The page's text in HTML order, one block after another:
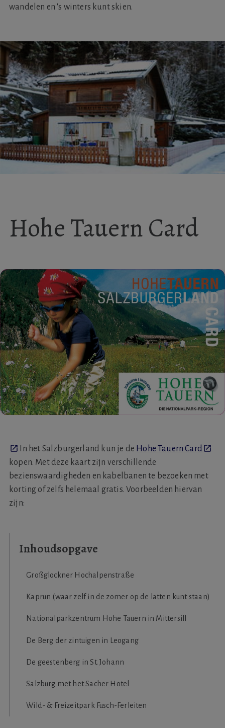
wandelen en 's winters kunt skien.
Hohe Tauern Card
In het Salzburgerland kun je de Hohe Tauern Card
kopen. Met deze kaart zijn verschillende
bezienswaardigheden en kabelbanen te bezoeken met
korting of zelfs helemaal gratis. Voorbeelden hiervan
zijn:
Großglockner Hochalpenstraße
Kaprun (waar zelf in de zomer op de latten kunt staan)
Nationalparkzentrum Hohe Tauern in Mittersill
De Berg der zintuigen in Leogang
De geestenberg in St. Johann
Salzburg met het Sacher Hotel
Wild- & Freizeitpark Fusch-Ferleiten